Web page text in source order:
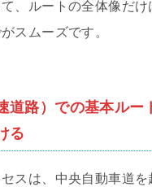
、ルートの全体像だけ
スムーズです。
道路）での基本ル
る
スは、中央自動車道